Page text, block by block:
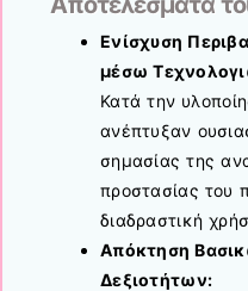
Ενίσχυση
μέσω
Κατά την
ανέπτυξαν
σημασίας της
προστασίας του
διαδραστική
Απόκτηση
Δεξιοτήτων: